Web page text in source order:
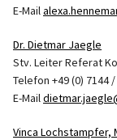
E-Mail
Dr. Dietmar Jaegle
Stv. Leiter Referat
Telefon +49 (0) 7144
E-Mail
Vinca Lochstampfer,